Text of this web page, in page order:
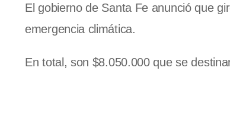
El gobierno de Santa Fe anunció que
emergencia climática.
En total, son $8.050.000 que se